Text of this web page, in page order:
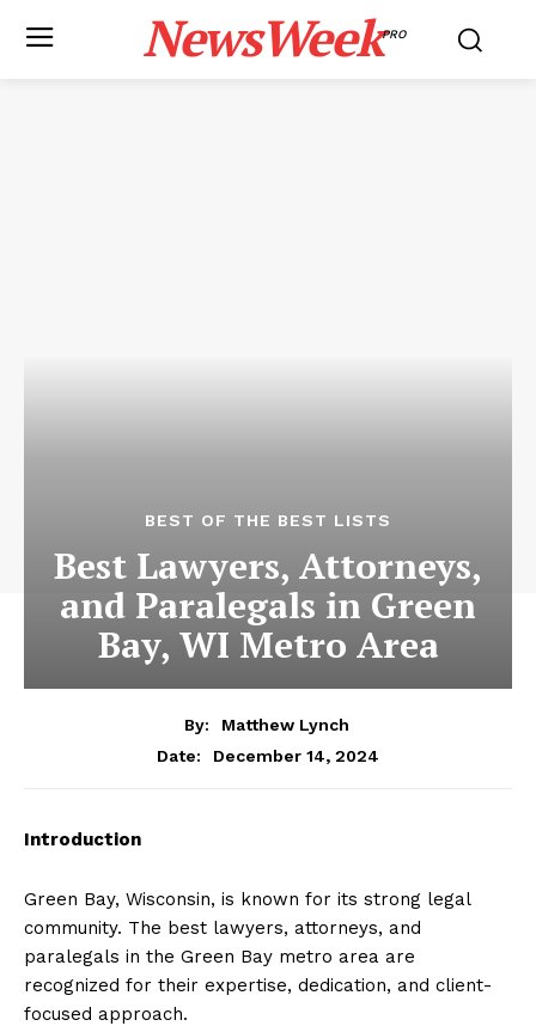
NewsWeekPRO
BEST OF THE BEST LISTS
Best Lawyers, Attorneys,
and Paralegals in Green
Bay, WI Metro Area
By:
Matthew Lynch
Date:
December 14, 2024
Introduction
Green Bay, Wisconsin, is known for its strong legal
community. The best lawyers, attorneys, and
paralegals in the Green Bay metro area are
recognized for their expertise, dedication, and client-
focused approach.